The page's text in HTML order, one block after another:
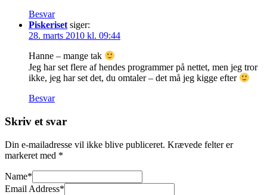
Besvar
Piskeriset siger:
28. marts 2010 kl. 09:44
Hanne – mange tak
Jeg har set flere af hendes programmer på nettet, men jeg tror
ikke, jeg har set det, du omtaler – det må jeg kigge efter
Besvar
Skriv et svar
Din e-mailadresse vil ikke blive publiceret. Krævede felter er
markeret med *
Name*
Email Address*